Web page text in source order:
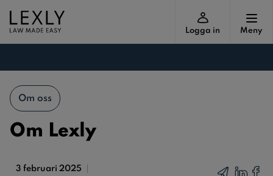
Logga in Meny
Om oss
Om Lexly
3 februari 2025